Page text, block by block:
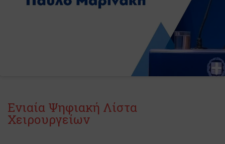
Ενιαία Ψηφιακή Λίστα
Χειρουργείων